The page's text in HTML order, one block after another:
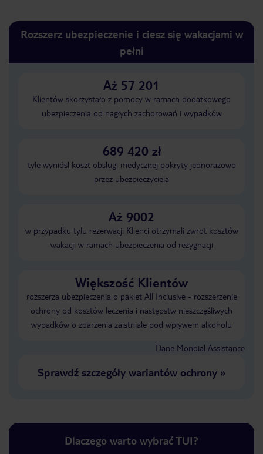
Rozszerz ubezpieczenie i ciesz się wakacjami w
pełni
Aż 57 201
Klientów skorzystało z pomocy w ramach dodatkowego
ubezpieczenia od nagłych zachorowań i wypadków
689 420 zł
tyle wyniósł koszt obsługi medycznej pokryty jednorazowo
przez ubezpieczyciela
Aż 9002
w przypadku tylu rezerwacji Klienci otrzymali zwrot kosztów
wakacji w ramach ubezpieczenia od rezygnacji
Większość Klientów
rozszerza ubezpieczenia o pakiet All Inclusive - rozszerzenie
ochrony od kosztów leczenia i następstw nieszczęśliwych
wypadków o zdarzenia zaistniałe pod wpływem alkoholu
Dane Mondial Assistance
Sprawdź szczegóły wariantów ochrony»
Dlaczego warto wybrać TUI?